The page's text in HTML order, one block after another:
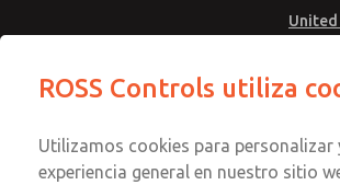
DIN y M12 [Serie
DIN y M12 [Serie
Servicio al Cliente
ROSS Controls utiliza
Utilizamos cookies para personalizar
experiencia general en nuestro sitio